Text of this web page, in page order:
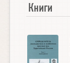
Книги